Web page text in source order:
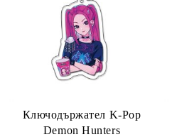
Ключодържател K-Pop
Demon Hunters